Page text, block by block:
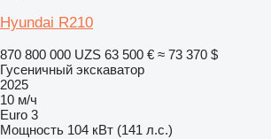
Hyundai R210
870 800 000 UZS 63 500 € ≈ 73 370 $
Гусеничный экскаватор
2025
10 м/ч
Euro 3
Мощность 104 кВт (141 л.с.)